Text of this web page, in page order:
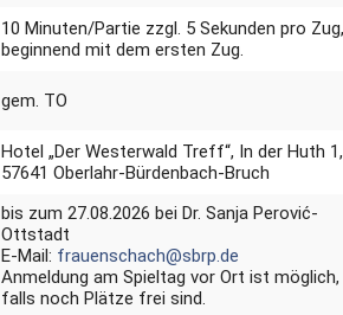
10 Minuten/Partie zzgl. 5 Sekunden pro
beginnend mit dem ersten Zug.
gem. TO
Hotel „Der Westerwald Treff“, In der Huth 1,
57641 Oberlahr-Bürdenbach-Bruch
bis zum 27.08.2026 bei Dr. Sanja Perović-
Ottstadt
E-Mail: frauenschach@sbrp.de
Anmeldung am Spieltag vor Ort ist möglich,
falls noch Plätze frei sind.